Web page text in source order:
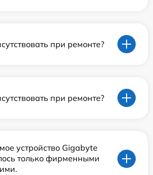
при ремонте?
при ремонте?
устройство Gigabyte
только фирменными